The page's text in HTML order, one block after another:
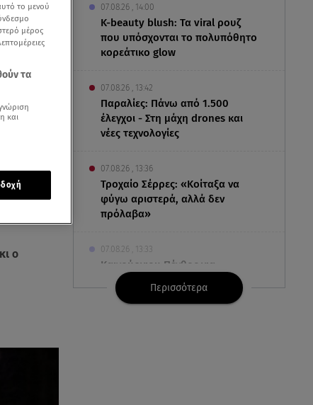
07.08.26 , 14:00
K-beauty blush: Τα viral ρουζ
που υπόσχονται το πολυπόθητο
κορεάτικο glow
07.08.26 , 13:42
Παραλίες: Πάνω από 1.500
έλεγχοι - Στη μάχη drones και
νέες τεχνολογίες
07.08.26 , 13:36
Τροχαίο Σέρρες: «Κοίταξα να
φύγω αριστερά, αλλά δεν
πρόλαβα»
07.08.26 , 13:33
Καινούργιου:Πένθος για
συνεργάτιδά της «Θα μου
λείπεις πάντα και για πάντα»
Περισσότερα
κι ο
το μενού
μέρος
τα
και